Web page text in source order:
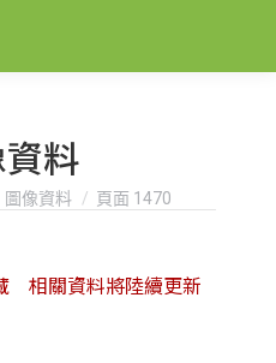
料
圖像資料 頁面 1470
相關資料將陸續更新